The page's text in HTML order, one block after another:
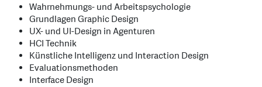
Wahrnehmungs- und Arbeitspsychologie
Grundlagen Graphic Design
UX- und UI-Design in Agenturen
HCI Technik
Künstliche Intelligenz und Interaction Design
Evaluationsmethoden
Interface Design